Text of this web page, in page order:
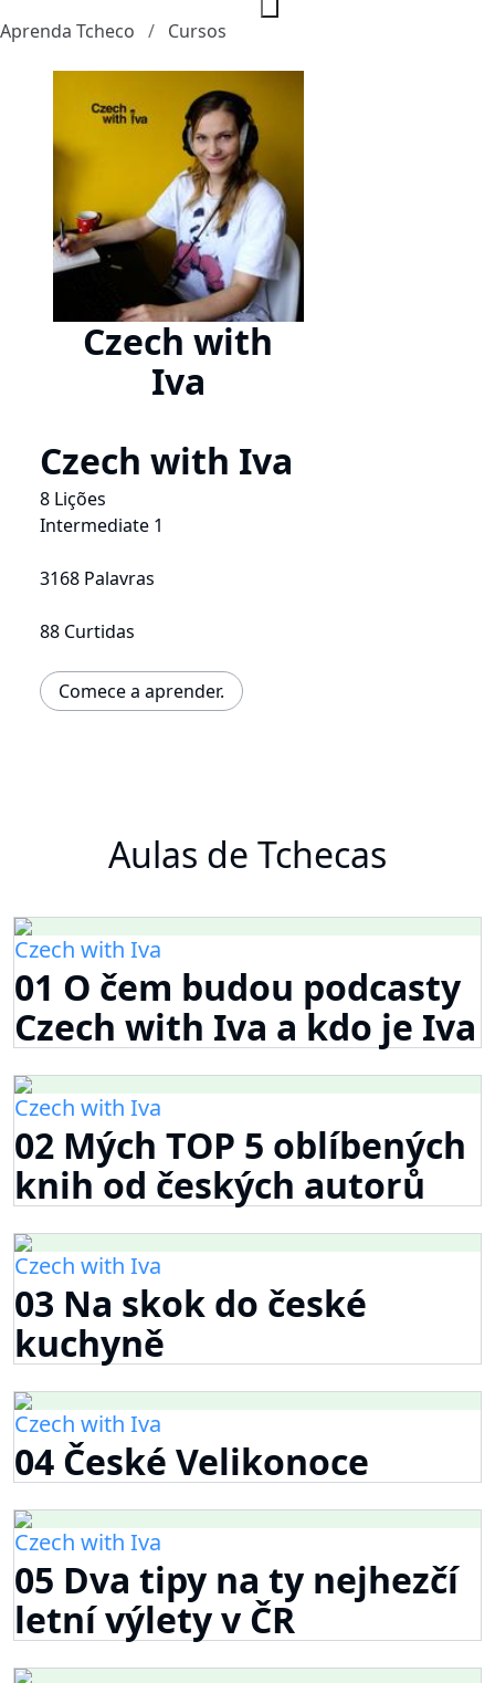
Aprenda Tcheco Cursos
Czech with
Iva
Czech with Iva
8 Lições
Intermediate 1
3168 Palavras
88 Curtidas
Comece a aprender.
Aulas de Tchecas
Czech with Iva
01 O čem budou podcasty
Czech with Iva a kdo je Iva
Czech with Iva
02 Mých TOP 5 oblíbených
knih od českých autorů
Czech with Iva
03 Na skok do české
kuchyně
Czech with Iva
04 České Velikonoce
Czech with Iva
05 Dva tipy na ty nejhezčí
letní výlety v ČR